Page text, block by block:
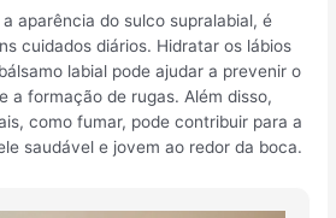
aparência do sulco supralabial, é
cuidados diários. Hidratar os lábios
labial pode ajudar a prevenir o
a formação de rugas. Além disso,
como fumar, pode contribuir para a
saudável e jovem ao redor da boca.